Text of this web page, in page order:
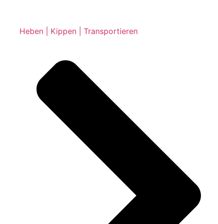
Heben | Kippen | Transportieren